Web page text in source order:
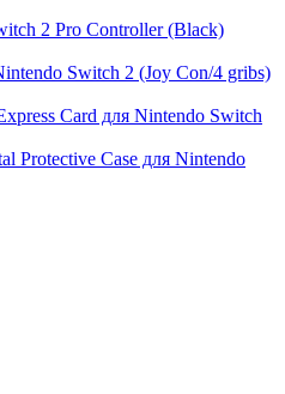
2 Pro Controller (Black)
Switch 2 (Joy Con/4 gribs)
Card для Nintendo Switch
Protective Case для Nintendo